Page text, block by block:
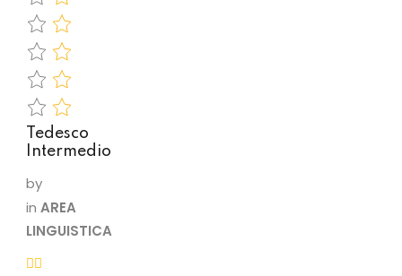
aggettivi•
Pronomi
personali• la…
Tedesco
Intermedio
by
in AREA
LINGUISTICA